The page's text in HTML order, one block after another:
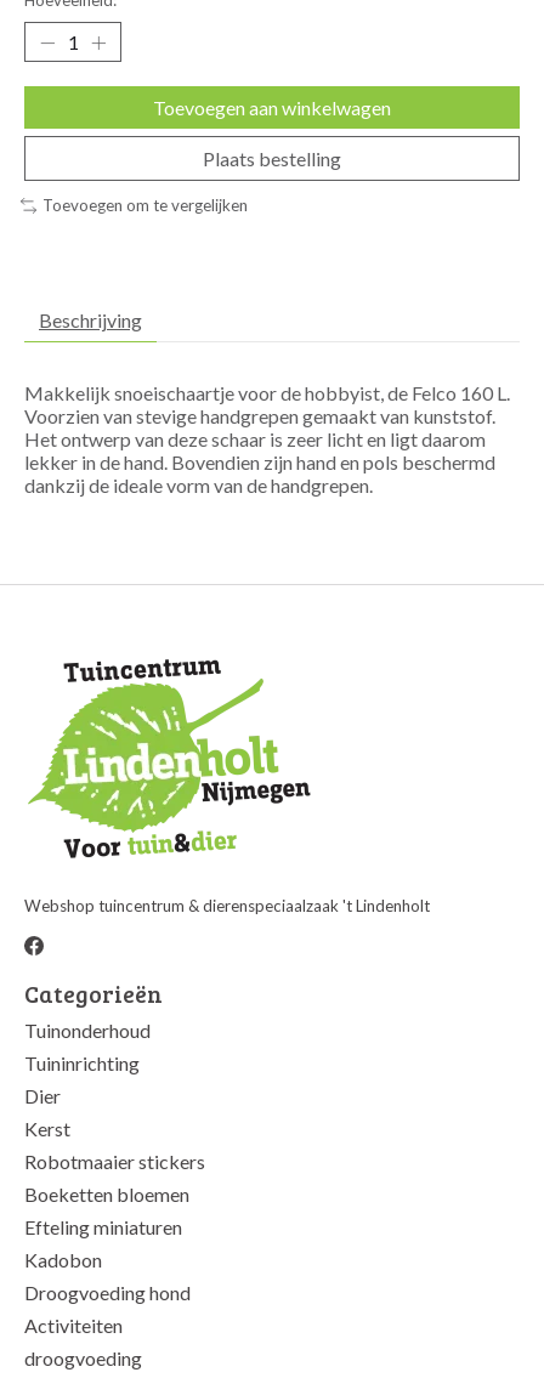
Toevoegen aan winkelwagen
Plaats bestelling
Toevoegen om te vergelijken
Beschrijving
Makkelijk snoeischaartje voor de hobbyist, de Felco 160 L.
Voorzien van stevige handgrepen gemaakt van kunststof.
Het ontwerp van deze schaar is zeer licht en ligt daarom
lekker in de hand. Bovendien zijn hand en pols beschermd
dankzij de ideale vorm van de handgrepen.
Webshop tuincentrum & dierenspeciaalzaak 't Lindenholt
Categorieën
Tuinonderhoud
Tuininrichting
Dier
Kerst
Robotmaaier stickers
Boeketten bloemen
Efteling miniaturen
Kadobon
Droogvoeding hond
Activiteiten
droogvoeding